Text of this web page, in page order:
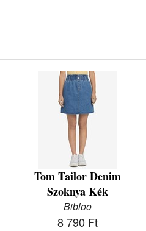
Tom Tailor Denim
Szoknya Kék
Bibloo
8 790 Ft